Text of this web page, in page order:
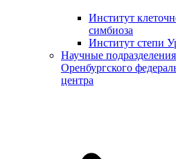
Институт
симбиоза
Институт степи
Научные
Оренбургского
центра